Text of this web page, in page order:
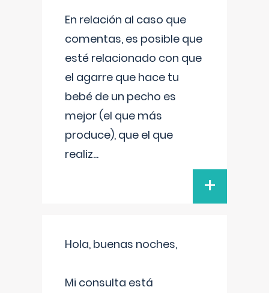
En relación al caso que
comentas, es posible que
esté relacionado con que
el agarre que hace tu
bebé de un pecho es
mejor (el que más
produce), que el que
realiz...
+
Hola, buenas noches,
Mi consulta está